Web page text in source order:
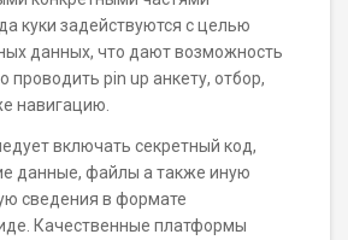
куки задействуются с целью
данных, что дают возможность
проводить pin up анкету, отбор,
навигацию.
включать секретный код,
данные, файлы а также иную
сведения в формате
Качественные платформы